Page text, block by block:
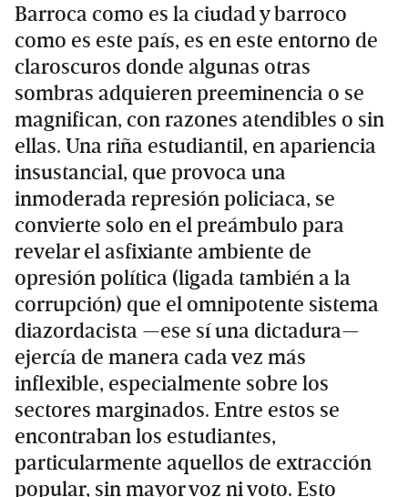
Barroca como es la ciudad y barroco
como es este país, es en este entorno de
claroscuros donde algunas otras
sombras adquieren preeminencia o se
magnifican, con razones atendibles o sin
ellas. Una riña estudiantil, en apariencia
insustancial, que provoca una
inmoderada represión policiaca, se
convierte solo en el preámbulo para
revelar el asfixiante ambiente de
opresión política (ligada también a la
corrupción) que el omnipotente sistema
diazordacista —ese sí una dictadura—
ejercía de manera cada vez más
inflexible, especialmente sobre los
sectores marginados. Entre estos se
encontraban los estudiantes,
particularmente aquellos de extracción
popular, sin mayor voz ni voto. Esto